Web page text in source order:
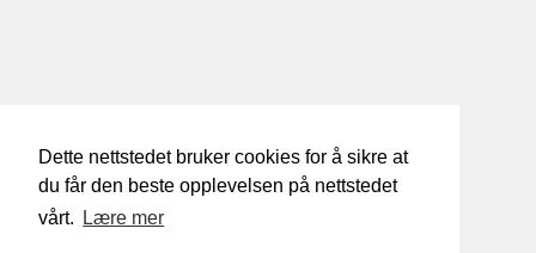
Dette nettstedet bruker cookies for å sikre at
du får den beste opplevelsen på nettstedet
vårt.
Lære mer